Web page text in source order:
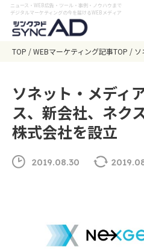
ニュース・WEB広告・ツール・事例・ノウハウまで
デジタルマーケティングの今を届けるWEBメディア
TOP WEBマーケティング記事TOP ソ
ソネット・メディ
ス、新会社、ネク
株式会社を設立
2019.08.30